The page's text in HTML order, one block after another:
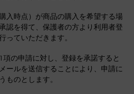
入時点）が商品の購入を希望する場
認を得て、保護者の方より利用者登
っていただきます。
項の申請に対し、登録を承諾すると
ールを送信することにより、申請に
ものとします。